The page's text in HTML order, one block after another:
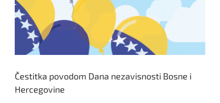
Čestitka povodom Dana nezavisnosti Bosne i
Hercegovine